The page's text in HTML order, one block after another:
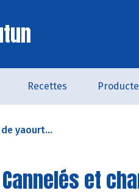
Recettes
yaourt...
Cannelés et